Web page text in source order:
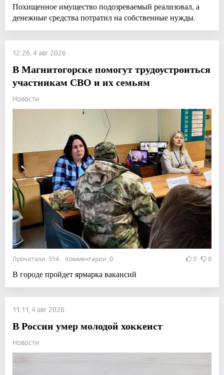
Похищенное имущество подозреваемый реализовал, а
денежные средства потратил на собственные нужды.
12:26, 4 авг 2026
В Магнитогорске помогут трудоустроиться
участникам СВО и их семьям
Новости
Прочитали: 554 Комментарии: 0 0 0
В городе пройдет ярмарка вакансий
11:11, 4 авг 2026
В России умер молодой хоккеист
Новости